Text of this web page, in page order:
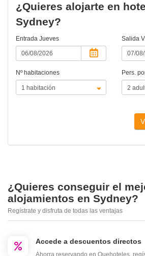
¿Quieres alojarte en
Sydney?
Entrada Jueves Salida
Nº habitaciones Pers.
¿Quieres conseguir el
alojamientos en Sydney?
Regístrate y disfruta de todas las ventajas
Accede a descuentos directos
Ahorra reservando en Quehoteles,